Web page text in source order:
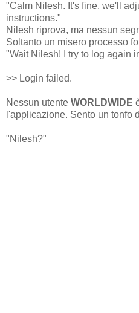
"Calm Nilesh. It's fine, we'll
instructions."
Nilesh riprova, ma nessun
Soltanto un misero processo
"Wait Nilesh! I try to log again
>> Login failed.
Nessun utente WORLDWIDE
l'applicazione. Sento un tonfo
"Nilesh?"